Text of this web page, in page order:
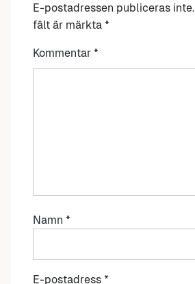
E-postadressen publiceras inte.
fält är märkta *
Kommentar *
Namn *
E-postadress *